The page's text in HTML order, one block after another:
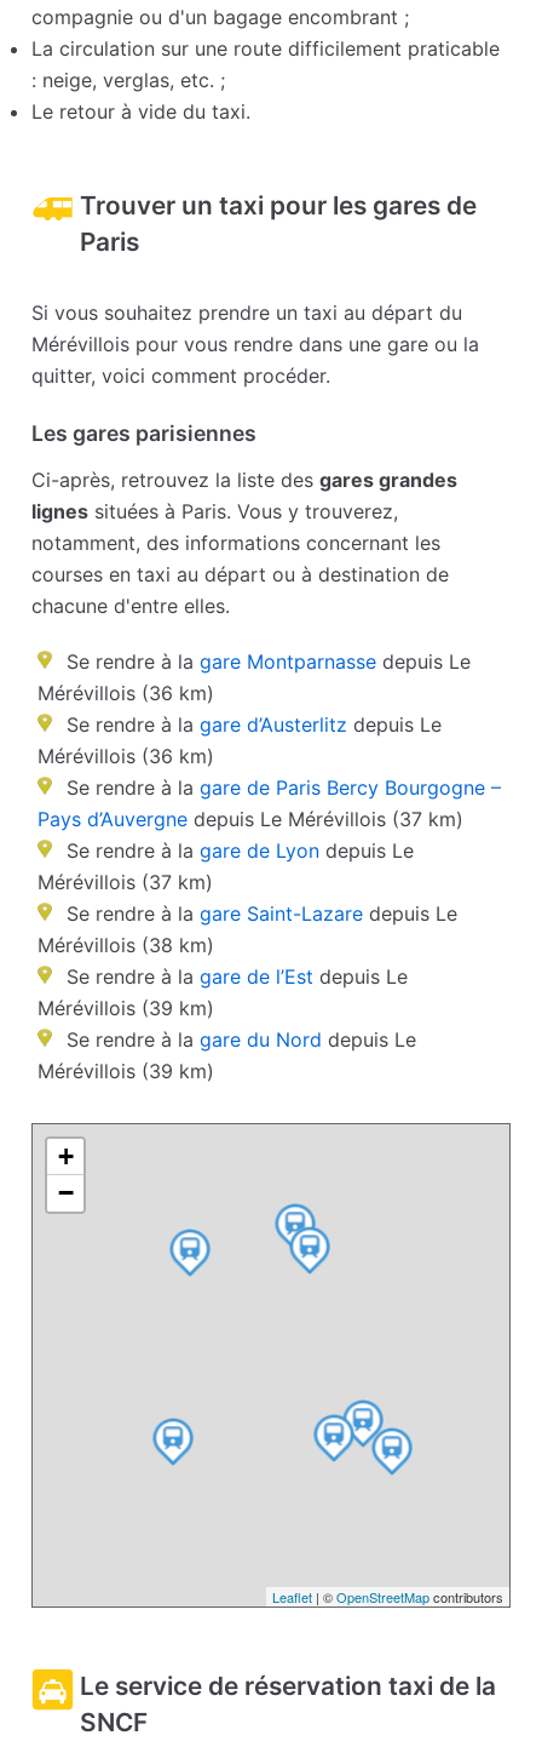
compagnie ou d'un bagage encombrant ;
La circulation sur une route difficilement praticable
: neige, verglas, etc. ;
Le retour à vide du taxi.
Trouver un taxi pour les gares de
Paris
Si vous souhaitez prendre un taxi au départ du
Mérévillois pour vous rendre dans une gare ou la
quitter, voici comment procéder.
Les gares parisiennes
Ci-après, retrouvez la liste desgares grandes
lignes situées à Paris. Vous y trouverez,
notamment, des informations concernant les
courses en taxi au départ ou à destination de
chacune d'entre elles.
Se rendre à la gare Montparnasse depuis Le
Mérévillois (36 km)
Se rendre à la gare d’Austerlitz depuis Le
Mérévillois (36 km)
Se rendre à la gare de Paris Bercy Bourgogne –
Pays d’Auvergne depuis Le Mérévillois (37 km)
Se rendre à la gare de Lyon depuis Le
Mérévillois (37 km)
Se rendre à la gare Saint-Lazare depuis Le
Mérévillois (38 km)
Se rendre à la gare de l’Est depuis Le
Mérévillois (39 km)
Se rendre à la gare du Nord depuis Le
Mérévillois (39 km)
+
−
Leaflet| ©OpenStreetMapcontributors
Le service de réservation taxi de la
SNCF